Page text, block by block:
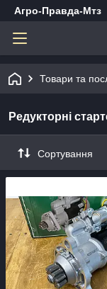
Агро-Правда-Мтз
Товари та
Редукторні
Сортування